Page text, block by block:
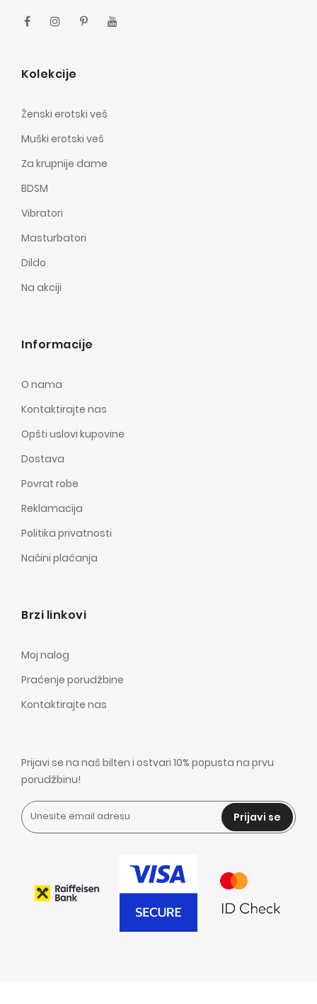
Kolekcije
Ženski erotski veš
Muški erotski veš
Za krupnije dame
BDSM
Vibratori
Masturbatori
Dildo
Na akciji
Informacije
O nama
Kontaktirajte nas
Opšti uslovi kupovine
Dostava
Povrat robe
Reklamacija
Politika privatnosti
Načini plaćanja
Brzi linkovi
Moj nalog
Praćenje porudžbine
Kontaktirajte nas
Prijavi se na naš bilten i ostvari 10% popusta na prvu
porudžbinu!
Prijavi se